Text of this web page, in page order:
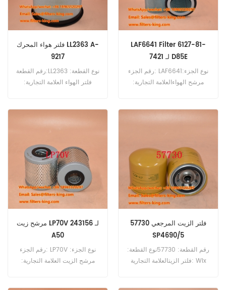
فلتر هواء المحرك LL2363 A-
9217
رقم القطعة:LL2363 نوع القطعة:
فلتر الهواء العلامة التجارية:
LAF6641 Filter 6127-81-
7421 لـ D85E
رقم الجزء: LAF6641نوع الجزء:
مرشح الهواءالعلامة التجارية:
مرشح الهواء ل Komatsu D155
WA600-1.
مرشح زيت LP70V 243156 لـ
A50
رقم الجزء: LP70V نوع الجزء:
مرشح الزيت العلامة التجارية:
57730 فلتر الزيت المرجعي
SP4690/5
رقم القطعة: 57730نوع القطعة:
فلتر الزيتالعلامة التجارية: Wix